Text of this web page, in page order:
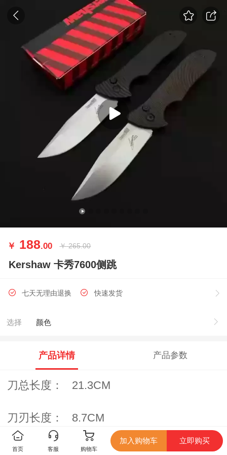
￥ 188.00 ￥ 265.00
Kershaw 卡秀7600侧跳
七天无理由退换 快速发货
选择 颜色
产品详情 产品参数
刀总长度： 21.3CM
刀刃长度： 8.7CM
刀刃宽度： 2.5CM
首页 客服 购物车
加入购物车 立即购买